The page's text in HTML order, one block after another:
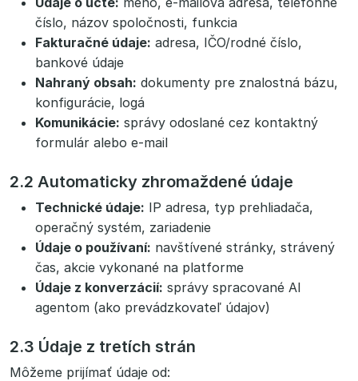
číslo, názov spoločnosti, funkcia
Fakturačné údaje: adresa, IČO/rodné číslo,
bankové údaje
Nahraný obsah: dokumenty pre znalostná bázu,
konfigurácie, logá
Komunikácie: správy odoslané cez kontaktný
formulár alebo e-mail
2.2 Automaticky zhromaždené údaje
Technické údaje: IP adresa, typ prehliadača,
operačný systém, zariadenie
Údaje o používaní: navštívené stránky, strávený
čas, akcie vykonané na platforme
Údaje z konverzácií: správy spracované AI
agentom (ako prevádzkovateľ údajov)
2.3 Údaje z tretích strán
Môžeme prijímať údaje od: